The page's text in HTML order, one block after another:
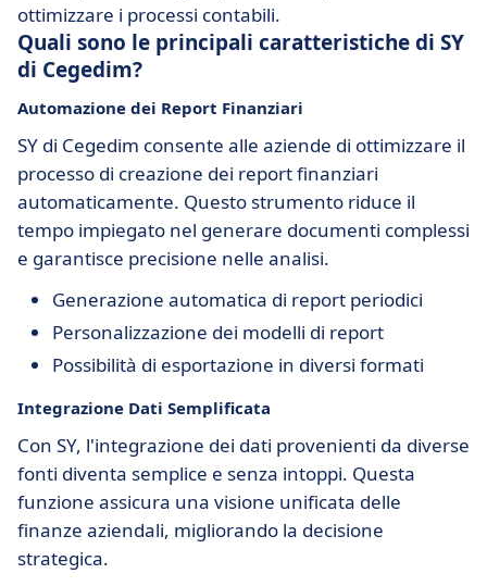
ottimizzare i processi contabili.
Quali sono le principali caratteristiche di SY
di Cegedim?
Automazione dei Report Finanziari
SY di Cegedim consente alle aziende di ottimizzare il
processo di creazione dei report finanziari
automaticamente. Questo strumento riduce il
tempo impiegato nel generare documenti complessi
e garantisce precisione nelle analisi.
Generazione automatica di report periodici
Personalizzazione dei modelli di report
Possibilità di esportazione in diversi formati
Integrazione Dati Semplificata
Con SY, l'integrazione dei dati provenienti da diverse
fonti diventa semplice e senza intoppi. Questa
funzione assicura una visione unificata delle
finanze aziendali, migliorando la decisione
strategica.